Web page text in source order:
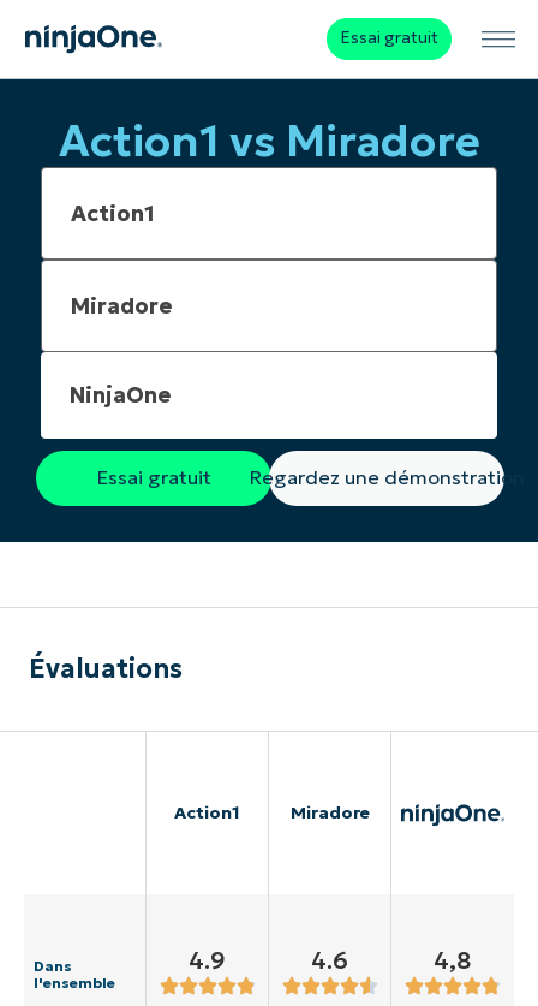
Essai gratuit
Action1 vs Miradore
NinjaOne
Essai gratuit Regardez une démonstration
Évaluations
Action1 Miradore
Dans
l'ensemble
4.9 4.6 4,8